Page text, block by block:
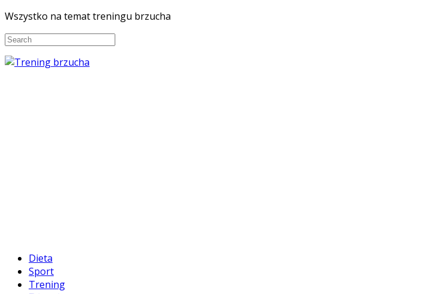
Wszystko na temat treningu brzucha
Dieta
Sport
Trening